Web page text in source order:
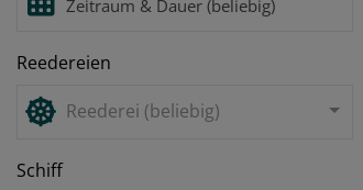
Reedereien
Reederei (beliebig)
Schiff